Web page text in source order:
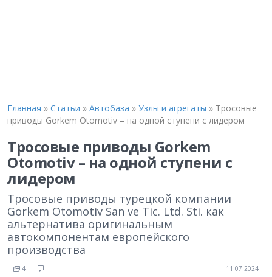
Главная » Статьи » Автобаза » Узлы и агрегаты » Тросовые
приводы Gorkem Otomotiv – на одной ступени с лидером
Тросовые приводы Gorkem
Otomotiv – на одной ступени с
лидером
Тросовые приводы турецкой компании
Gorkem Otomotiv San ve Tic. Ltd. Sti. как
альтернатива оригинальным
автокомпонентам европейского
производства
4 11.07.2024